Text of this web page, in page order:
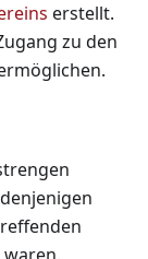
erstellt.
zu den